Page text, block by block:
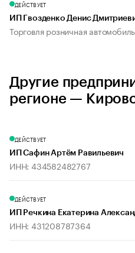
ДЕЙСТВУЕТ
ИП Гвозденко Денис
Торговля розничная
Другие
регионе —
ДЕЙСТВУЕТ
ИП Сафин Артём Равильевич
ИНН: 434582482767
ДЕЙСТВУЕТ
ИП Речкина Екатерина
ИНН: 431208787364